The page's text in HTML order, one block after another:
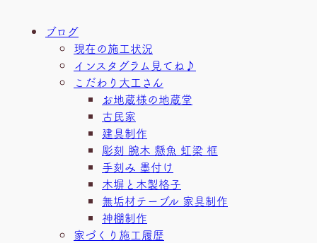
ブログ
現在の施工状況
インスタグラム見てね♪
こだわり大工さん
お地蔵様の地蔵堂
古民家
建具制作
彫刻 腕木 懸魚 虹梁 框
手刻み 墨付け
木塀と木製格子
無垢材テーブル 家具制作
神棚制作
家づくり施工履歴